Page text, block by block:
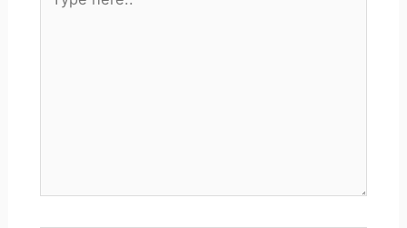
here..